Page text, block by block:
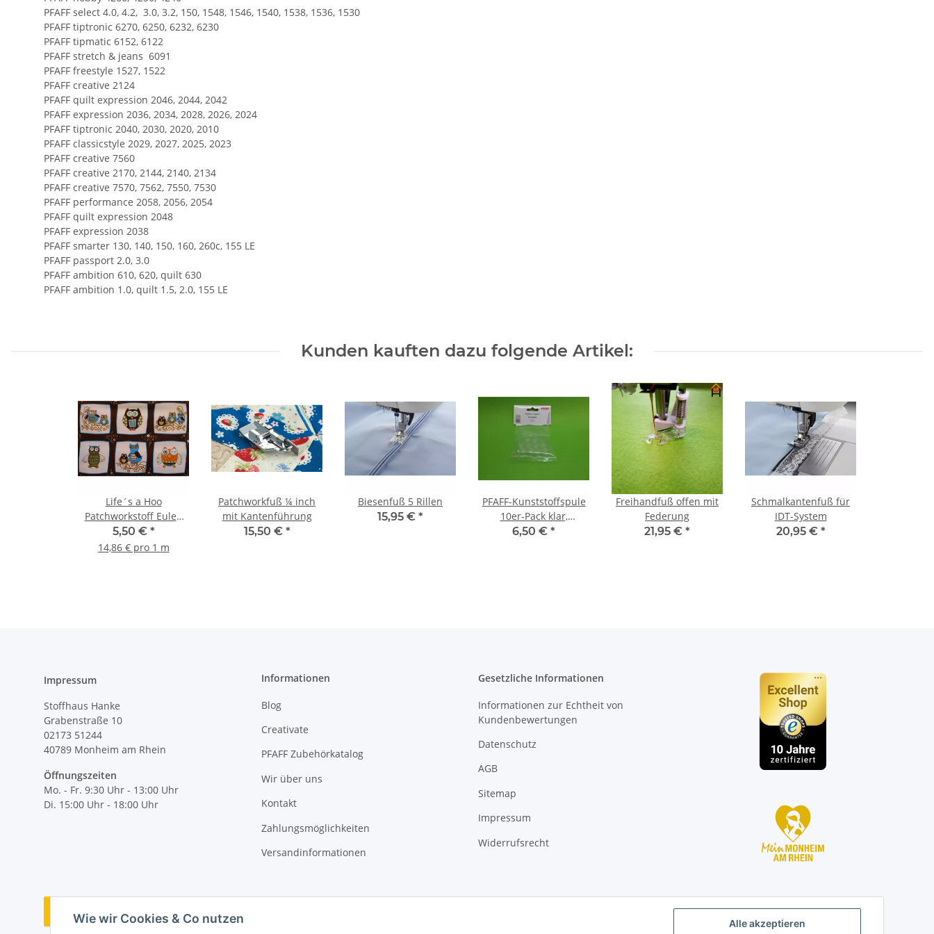
Alle akzeptieren
Wie wir Cookies & Co nutzen
PFAFF select 4.0, 4.2, 3.0, 3.2, 150, 1548, 1546, 1540, 1538, 1536, 1530
PFAFF tiptronic 6270, 6250, 6232, 6230
PFAFF tipmatic 6152, 6122
PFAFF stretch & jeans 6091
PFAFF freestyle 1527, 1522
PFAFF creative 2124
PFAFF quilt expression 2046, 2044, 2042
PFAFF expression 2036, 2034, 2028, 2026, 2024
PFAFF tiptronic 2040, 2030, 2020, 2010
PFAFF classicstyle 2029, 2027, 2025, 2023
PFAFF creative 7560
PFAFF creative 2170, 2144, 2140, 2134
PFAFF creative 7570, 7562, 7550, 7530
PFAFF performance 2058, 2056, 2054
PFAFF quilt expression 2048
PFAFF expression 2038
PFAFF smarter 130, 140, 150, 160, 260c, 155 LE
PFAFF passport 2.0, 3.0
PFAFF ambition 610, 620, quilt 630
PFAFF ambition 1.0, quilt 1.5, 2.0, 155 LE
Kunden kauften dazu folgende Artikel:
Life´s a Hoo
Patchworkstoff Eulen
braun, trükis, orange,
weiß, oliv
5,50 € *
14,86 € pro 1 m
Patchworkfuß ¼ inch
mit Kantenführung
15,50 € *
Biesenfuß 5 Rillen
15,95 € *
PFAFF-Kunststoffspule
10er-Pack klar,
ambition - passport
6,50 € *
Freihandfuß offen mit
Federung
21,95 € *
Schmalkantenfuß für
IDT-System
20,95 € *
Impressum
Stoffhaus Hanke
Grabenstraße 10
02173 51244
40789 Monheim am Rhein
Öffnungszeiten
Mo. - Fr. 9:30 Uhr - 13:00 Uhr
Di. 15:00 Uhr - 18:00 Uhr
Informationen
Blog
Creativate
PFAFF Zubehörkatalog
Wir über uns
Kontakt
Zahlungsmöglichkeiten
Versandinformationen
Gesetzliche Informationen
Informationen zur Echtheit von
Kundenbewertungen
Datenschutz
AGB
Sitemap
Impressum
Widerrufsrecht
Vertrag widerrufen